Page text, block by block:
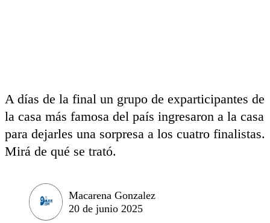
A días de la final un grupo de exparticipantes de
la casa más famosa del país ingresaron a la casa
para dejarles una sorpresa a los cuatro finalistas.
Mirá de qué se trató.
Macarena Gonzalez
20 de junio 2025